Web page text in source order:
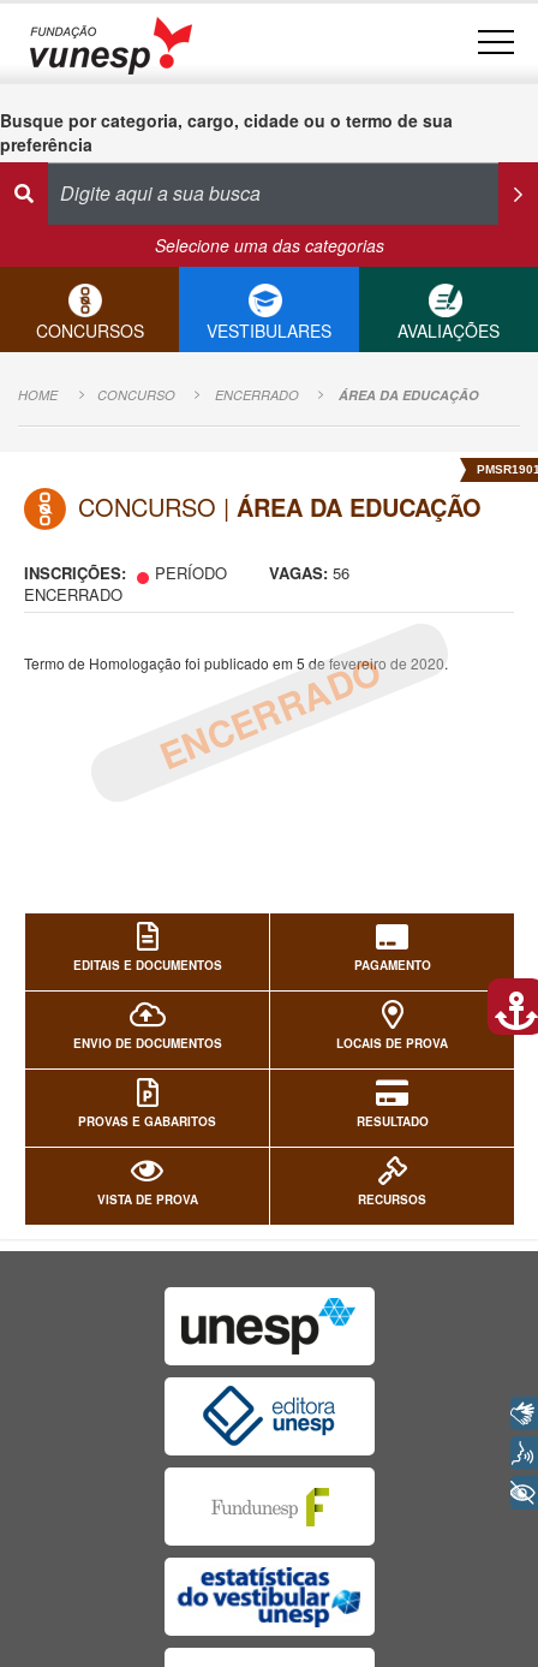
Busque por categoria, cargo, cidade ou o termo de sua
preferência
Selecione uma das categorias
CONCURSOS VESTIBULARES AVALIAÇÕES
HOME CONCURSO ENCERRADO ÁREA DA EDUCAÇÃO
CONCURSO | ÁREA DA EDUCAÇÃO
INSCRIÇÕES:
PERÍODO
ENCERRADO
VAGAS: 56
ENCERRADO
Termo de Homologação foi publicado em 5 de fevereiro de 2020.
EDITAIS E DOCUMENTOS PAGAMENTO
ENVIO DE DOCUMENTOS LOCAIS DE PROVA
PROVAS E GABARITOS RESULTADO
VISTA DE PROVA RECURSOS
+ Acessibilidade